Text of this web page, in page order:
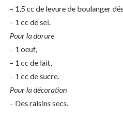
– 1,5 cc de levure de boulanger
– 1 cc de sel.
Pour la dorure
– 1 oeuf,
– 1 cc de lait,
– 1 cc de sucre.
Pour la décoration
– Des raisins secs.